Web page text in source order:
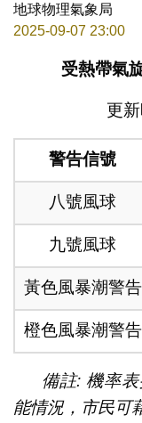
地球物理氣象局
2025-09-07 23:00
受熱帶氣
更
警告信號
八號風球
九號風球
黃色風暴潮警告
橙色風暴潮警告
備註: 機率
能情況，市民可